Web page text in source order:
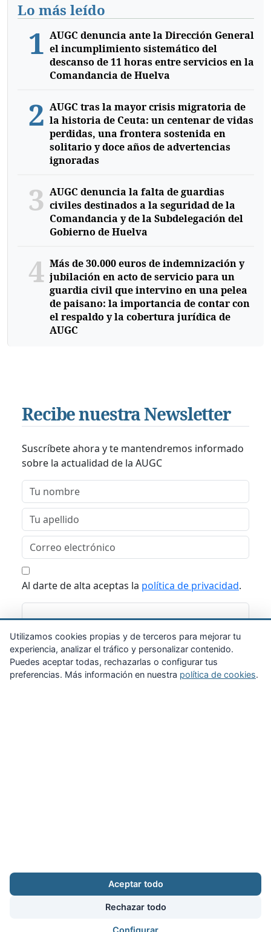
Lo más leído
1 AUGC denuncia ante la Dirección General
el incumplimiento sistemático del
descanso de 11 horas entre servicios en la
Comandancia de Huelva
2 AUGC tras la mayor crisis migratoria de
la historia de Ceuta: un centenar de vidas
perdidas, una frontera sostenida en
solitario y doce años de advertencias
ignoradas
3 AUGC denuncia la falta de guardias
civiles destinados a la seguridad de la
Comandancia y de la Subdelegación del
Gobierno de Huelva
4 Más de 30.000 euros de indemnización y
jubilación en acto de servicio para un
guardia civil que intervino en una pelea
de paisano: la importancia de contar con
el respaldo y la cobertura jurídica de
AUGC
Recibe nuestra Newsletter
Suscríbete ahora y te mantendremos informado
sobre la actualidad de la AUGC
Al darte de alta aceptas la política de privacidad.
Suscribirme
Aviso legal · Cookies · Configurar cookies · Privacidad · Contacto
Calle Puerto Rico, 29 local C · 28016 Madrid
augc@augc.org
91 362 45 86
Facebook
Utilizamos cookies propias y de terceros para mejorar tu
experiencia, analizar el tráfico y personalizar contenido.
Puedes aceptar todas, rechazarlas o configurar tus
preferencias. Más información en nuestra política de cookies.
Aceptar todo
Rechazar todo
Configurar